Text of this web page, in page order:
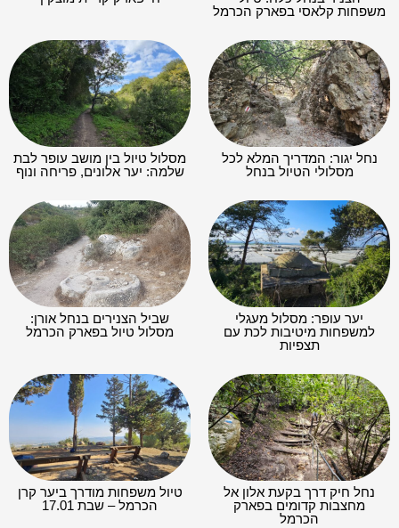
משפחות קלאסי בפארק הכרמל
נחל יגור: המדריך המלא לכל
מסלולי הטיול בנחל
מסלול טיול בין מושב עופר לבת
שלמה: יער אלונים, פריחה ונוף
יער עופר: מסלול מעגלי
למשפחות מיטיבות לכת עם
תצפיות
שביל הצנירים בנחל אורן:
מסלול טיול בפארק הכרמל
נחל חיק דרך בקעת אלון אל
מחצבות קדומים בפארק
הכרמל
טיול משפחות מודרך ביער קרן
הכרמל – שבת 17.01